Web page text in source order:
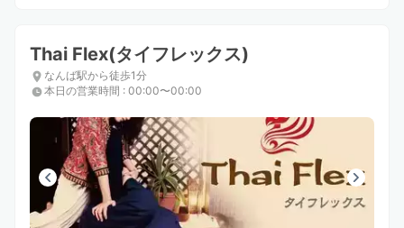
Thai Flex(タイフレックス)
なんば駅から徒歩1分
本日の営業時間 : 00:00〜00:00